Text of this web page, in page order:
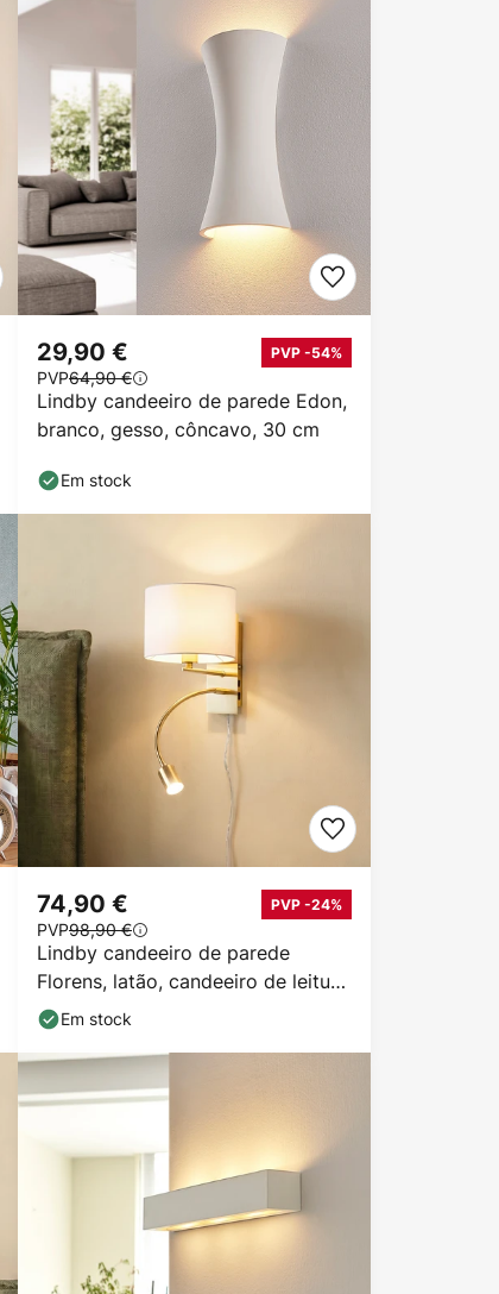
Lindby candeeiro de parede Edon,
branco, gesso, côncavo, 30 cm
29,90 € PVP -54%
PVP64,90 €
Em stock
Lindby candeeiro de parede
Florens, latão, candeeiro de leitura
LED, 23,5 cm
74,90 € PVP -24%
PVP98,90 €
Em stock